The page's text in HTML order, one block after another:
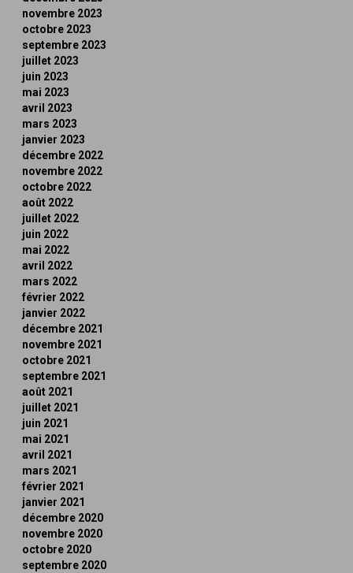
novembre 2023
octobre 2023
septembre 2023
juillet 2023
juin 2023
mai 2023
avril 2023
mars 2023
janvier 2023
décembre 2022
novembre 2022
octobre 2022
août 2022
juillet 2022
juin 2022
mai 2022
avril 2022
mars 2022
février 2022
janvier 2022
décembre 2021
novembre 2021
octobre 2021
septembre 2021
août 2021
juillet 2021
juin 2021
mai 2021
avril 2021
mars 2021
février 2021
janvier 2021
décembre 2020
novembre 2020
octobre 2020
septembre 2020